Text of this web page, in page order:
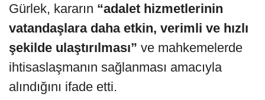
Gürlek, kararın “adalet hizmetlerinin
vatandaşlara daha etkin, verimli ve hızlı
şekilde ulaştırılması” ve mahkemelerde
ihtisaslaşmanın sağlanması amacıyla
alındığını ifade etti.